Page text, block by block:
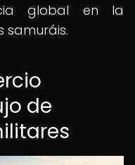
global en la
samuráis.
de